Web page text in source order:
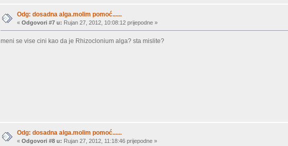
Odg: dosadna alga.molim pomoć......
«Odgovori #7 u: Rujan 27, 2012, 10:08:12 prijepodne »
meni se vise cini kao da je Rhizoclonium alga? sta mislite?
Odg: dosadna alga.molim pomoć......
«Odgovori #8 u: Rujan 27, 2012, 11:18:46 prijepodne »